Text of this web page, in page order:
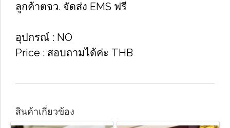
ลูกค้าตจว. จัดส่ง EMS ฟรี
อุปกรณ์​ : NO
Price​ : สอบถา​มได้​ค่ะ​ THB
สินค้าเกี่ยวข้อง